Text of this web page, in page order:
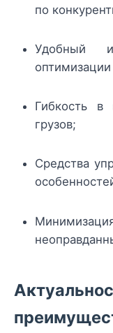
по
Удобный
оптимизации
Гибкость в
грузов;
Средства